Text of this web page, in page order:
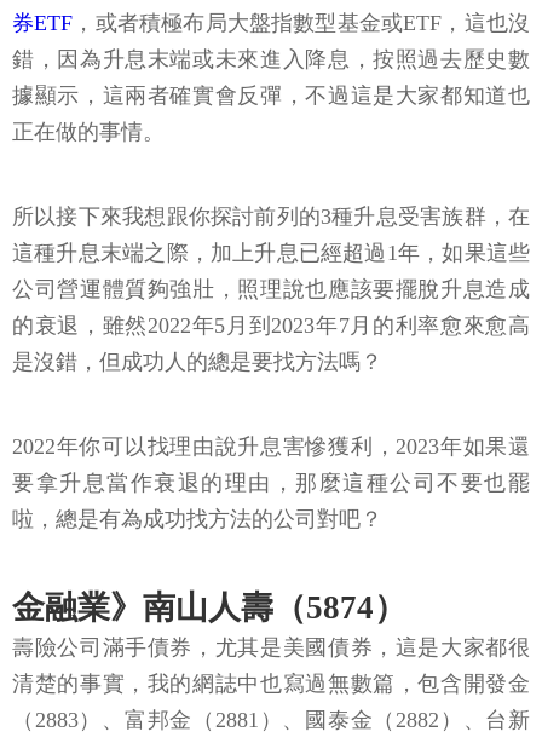
券ETF ，或者積極布局大盤指數型基金或ETF，這也沒
錯，因為升息末端或未來進入降息，按照過去歷史數
據顯示，這兩者確實會反彈，不過這是大家都知道也
正在做的事情。
所以接下來我想跟你探討前列的3種升息受害族群，在
這種升息末端之際，加上升息已經超過1年，如果這些
公司營運體質夠強壯，照理說也應該要擺脫升息造成
的衰退，雖然2022年5月到2023年7月的利率愈來愈高
是沒錯，但成功人的總是要找方法嗎？
2022年你可以找理由說升息害慘獲利，2023年如果還
要拿升息當作衰退的理由，那麼這種公司不要也罷
啦，總是有為成功找方法的公司對吧？
金融業》南山人壽（5874）
壽險公司滿手債券，尤其是美國債券，這是大家都很
清楚的事實，我的網誌中也寫過無數篇，包含開發金
（2883）、富邦金（2881）、國泰金（2882）、台新